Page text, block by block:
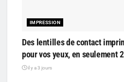
IMPRESSION
Des lentilles de contact
pour vos yeux, en seulement
il y a 3 jours